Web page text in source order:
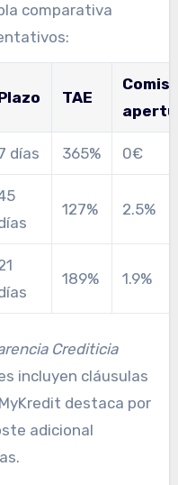
comparativa
TAE
días 365% 0€
127% 2.5%
189% 1.9%
Crediticia
incluyen cláusulas
destaca por
adicional